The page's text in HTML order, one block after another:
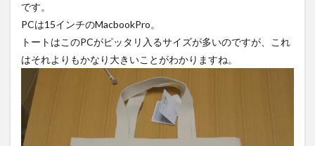
です。
PCは15インチのMacbookPro。
トートはこのPCがピッタリ入るサイズが多いのですが、これ
はそれよりもかなり大きいことがわかりますね。